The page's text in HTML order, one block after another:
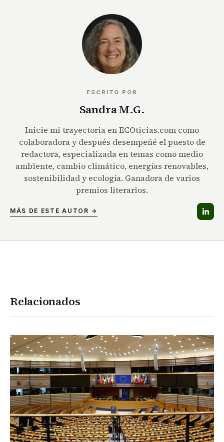
ESCRITO POR
Sandra M.G.
Inicie mi trayectoria en ECOticias.com como
colaboradora y después desempeñé el puesto de
redactora, especializada en temas como medio
ambiente, cambio climático, energías renovables,
sostenibilidad y ecología. Ganadora de varios
premios literarios.
MÁS DE ESTE AUTOR →
Relacionados